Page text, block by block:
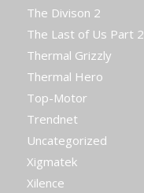
The Divison 2
The Last of Us Part 2
Thermal Grizzly
Thermal Hero
Top-Motor
Trendnet
Uncategorized
Xigmatek
Xilence